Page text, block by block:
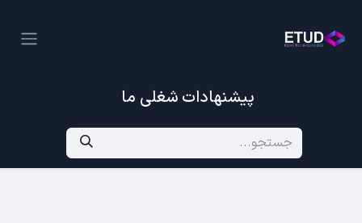
پیشنهادات شغلی ما